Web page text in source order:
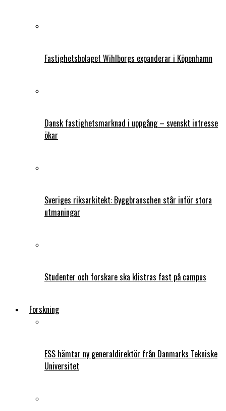
Fastighetsbolaget Wihlborgs expanderar i Köpenhamn
Dansk fastighetsmarknad i uppgång – svenskt intresse
ökar
Sveriges riksarkitekt: Byggbranschen står inför stora
utmaningar
Studenter och forskare ska klistras fast på campus
Forskning
ESS hämtar ny generaldirektör från Danmarks Tekniske
Universitet